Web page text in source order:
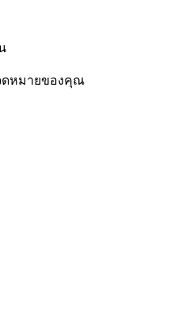
ดหมายของคุณ